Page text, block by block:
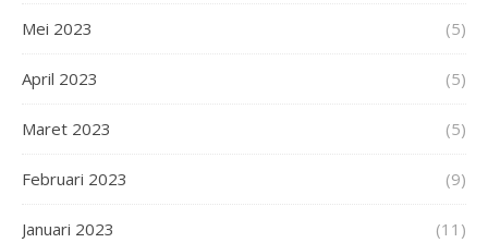
Mei 2023 (5)
April 2023 (5)
Maret 2023 (5)
Februari 2023 (9)
Januari 2023 (11)